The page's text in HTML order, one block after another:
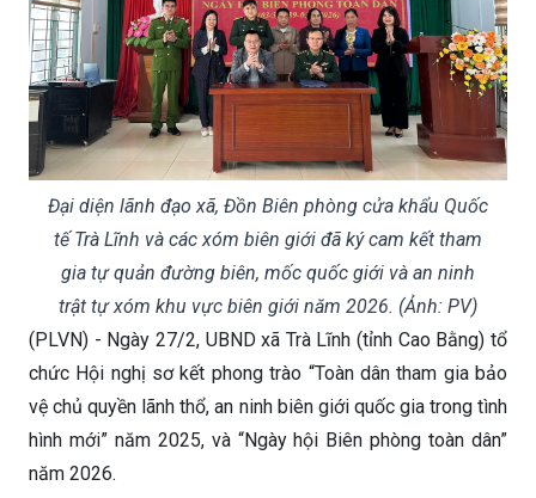
Đại diện lãnh đạo xã, Đồn Biên phòng cửa khẩu Quốc
tế Trà Lĩnh và các xóm biên giới đã ký cam kết tham
gia tự quản đường biên, mốc quốc giới và an ninh
trật tự xóm khu vực biên giới năm 2026. (Ảnh: PV)
(PLVN) - Ngày 27/2, UBND xã Trà Lĩnh (tỉnh Cao Bằng) tổ
chức Hội nghị sơ kết phong trào “Toàn dân tham gia bảo
vệ chủ quyền lãnh thổ, an ninh biên giới quốc gia trong tình
hình mới” năm 2025, và “Ngày hội Biên phòng toàn dân”
năm 2026.